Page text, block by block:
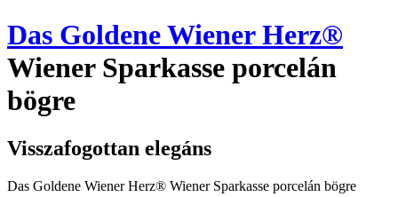
Das Goldene Wiener Herz®
Wiener Sparkasse porcelán
bögre
Visszafogottan elegáns
Das Goldene Wiener Herz® Wiener Sparkasse porcelán bögre